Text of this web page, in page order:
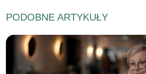
PODOBNE ARTYKUŁY